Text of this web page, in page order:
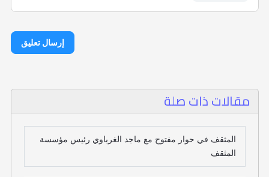
إرسال تعليق
مقالات ذات صلة
المثقف في حوار مفتوح مع ماجد الغرباوي رئيس مؤسسة
المثقف